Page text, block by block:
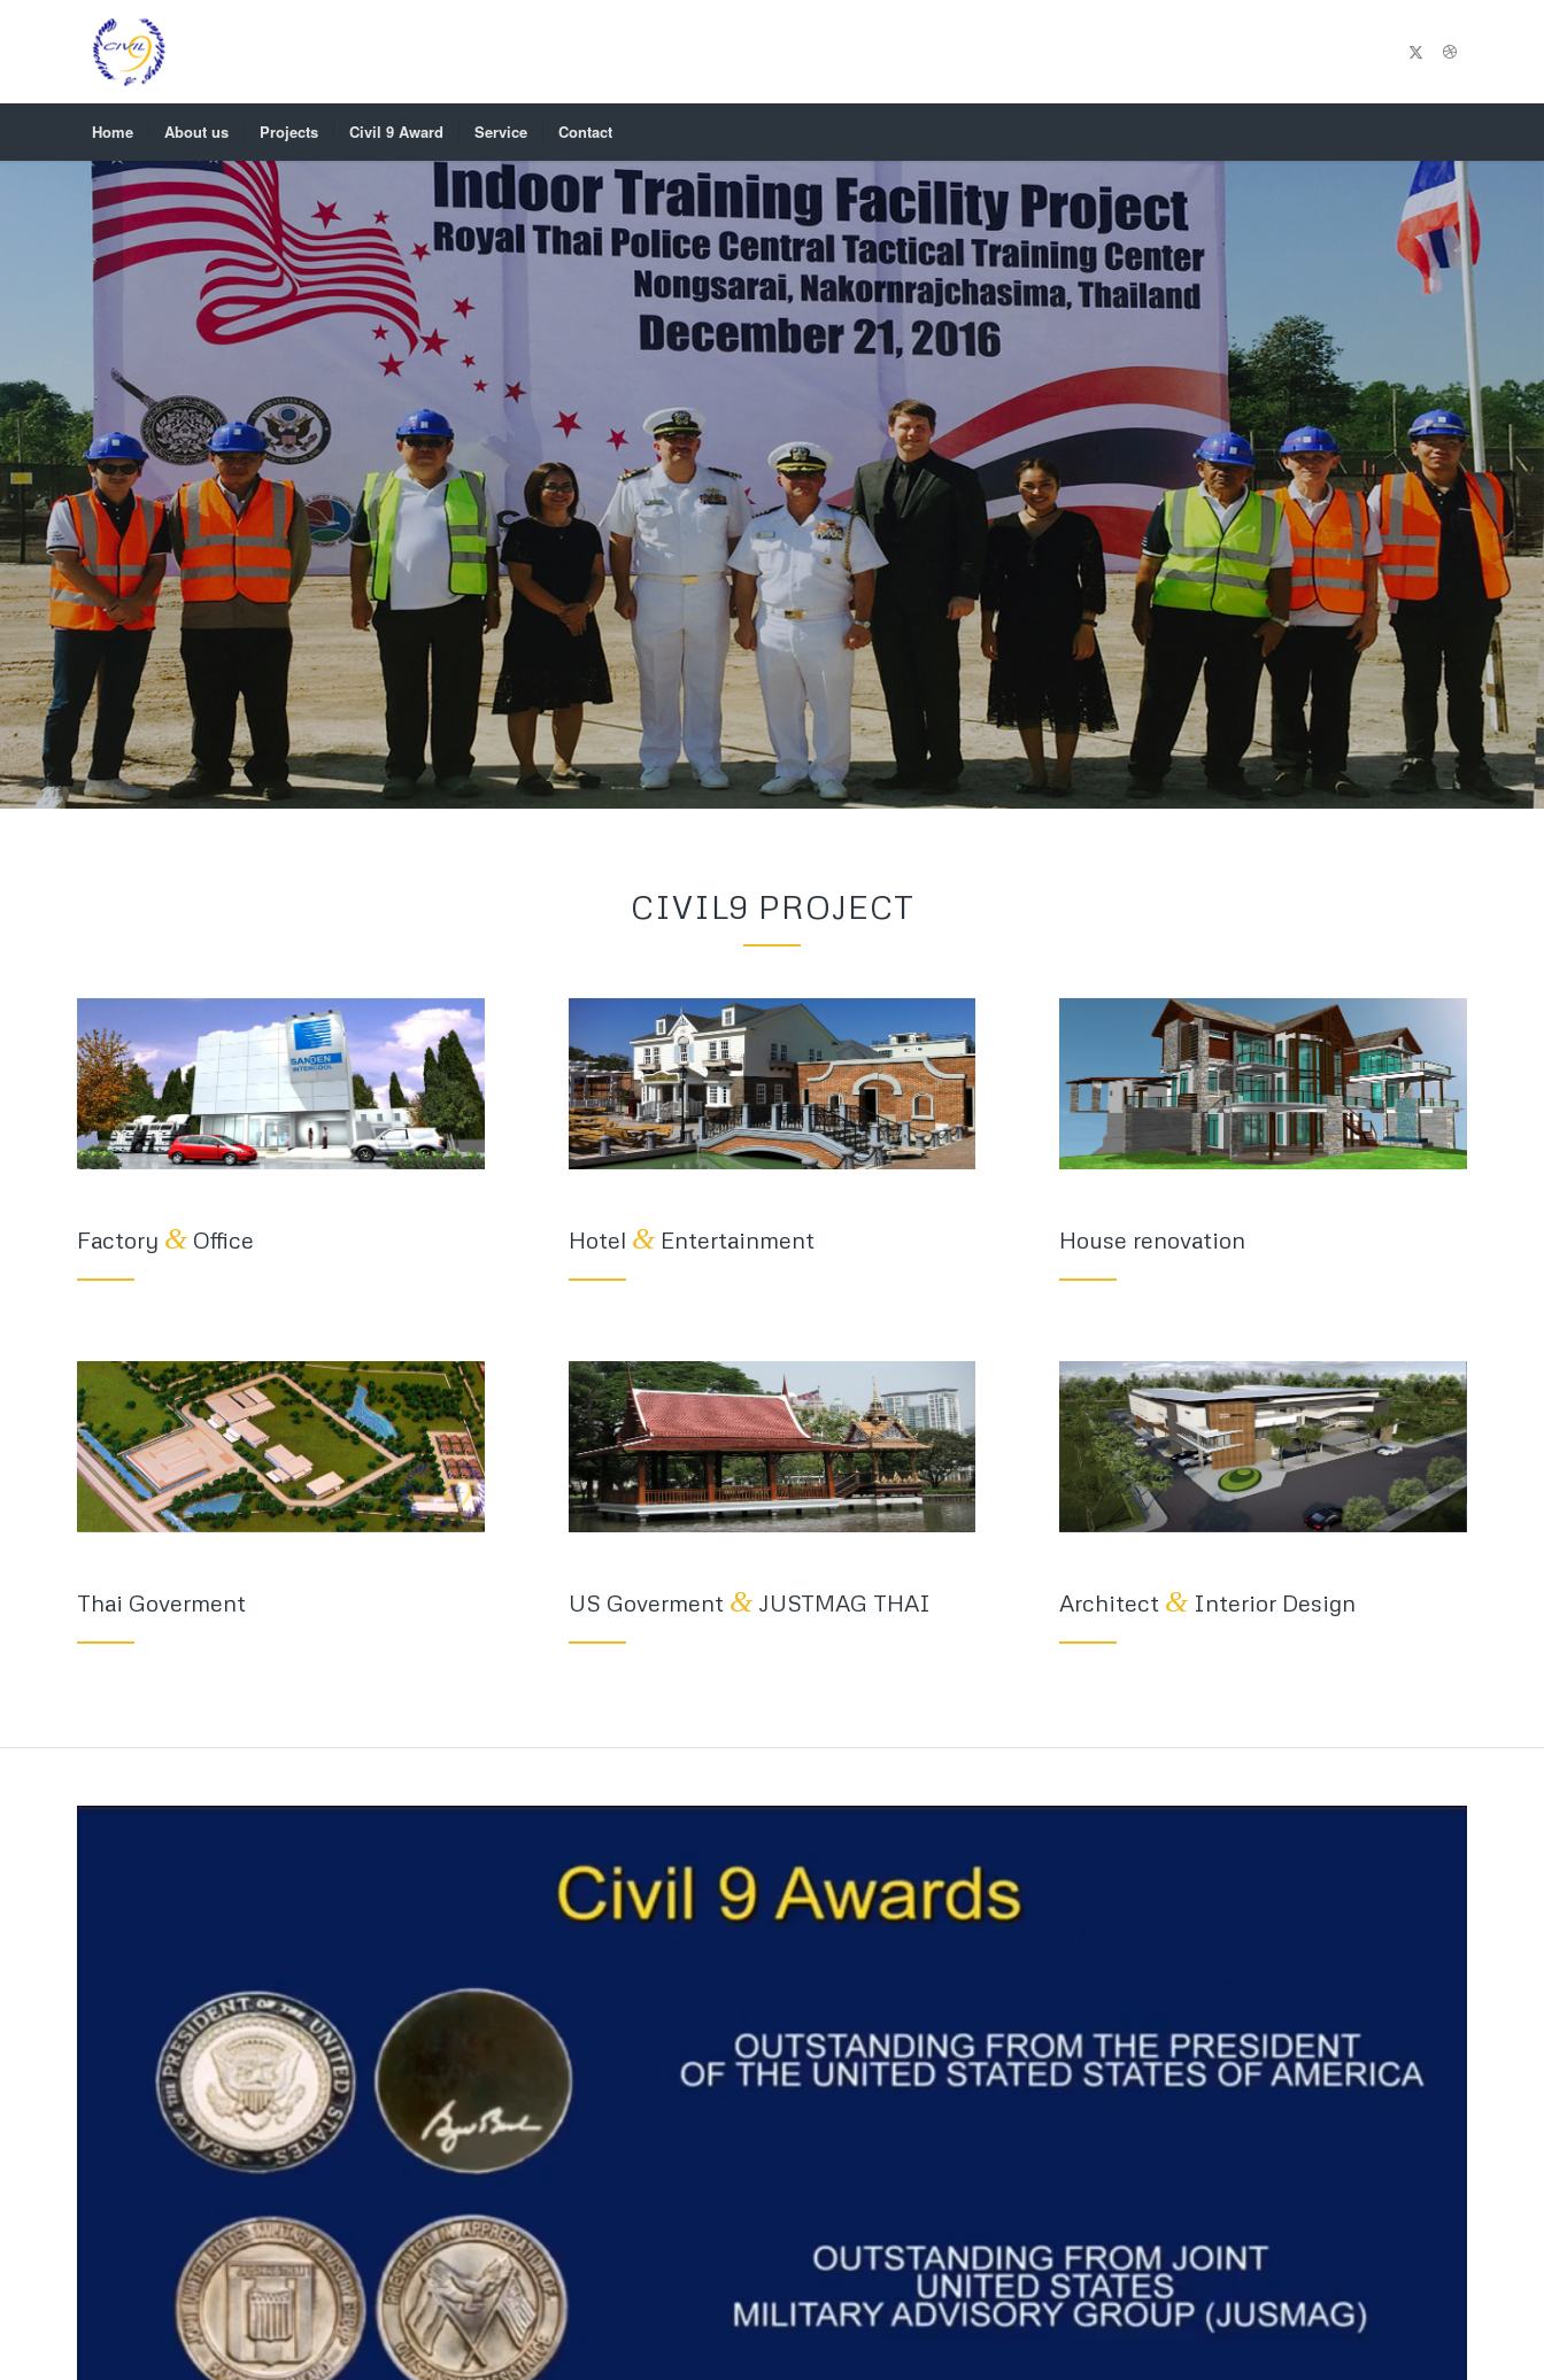
Home About us Projects Civil 9 Award Service Contact
CIVIL9 PROJECT
Factory & Office Hotel &Entertainment House renovation
Thai Goverment US Goverment &JUSTMAG THAI Architect & Interior Design